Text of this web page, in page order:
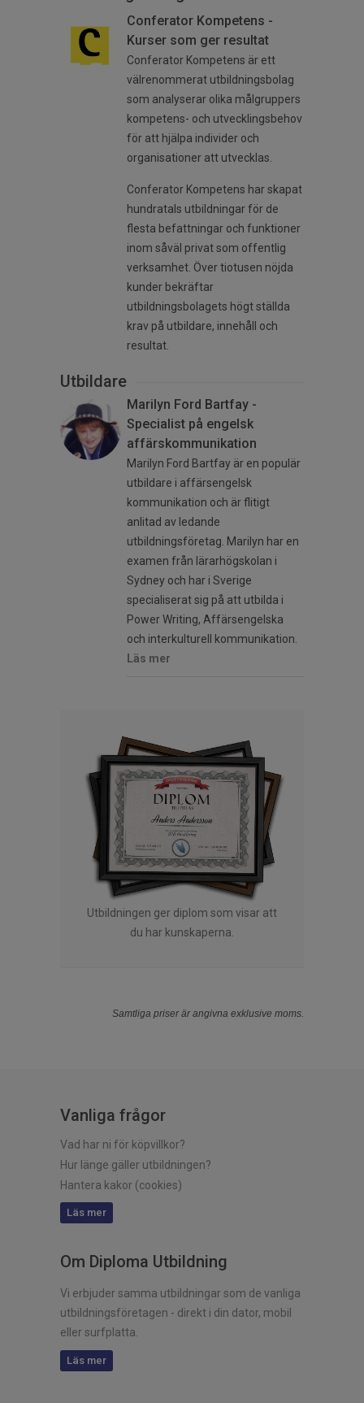
Conferator Kompetens -
Kurser som ger resultat
Conferator Kompetens är ett
välrenommerat utbildningsbolag
som analyserar olika målgruppers
kompetens- och utvecklingsbehov
för att hjälpa individer och
organisationer att utvecklas.
Conferator Kompetens har skapat
hundratals utbildningar för de
flesta befattningar och funktioner
inom såväl privat som offentlig
verksamhet. Över tiotusen nöjda
kunder bekräftar
utbildningsbolagets högt ställda
krav på utbildare, innehåll och
resultat.
Utbildare
Marilyn Ford Bartfay -
Specialist på engelsk
affärskommunikation
Marilyn Ford Bartfay är en populär
utbildare i affärsengelsk
kommunikation och är flitigt
anlitad av ledande
utbildningsföretag. Marilyn har en
examen från lärarhögskolan i
Sydney och har i Sverige
specialiserat sig på att utbilda i
Power Writing, Affärsengelska
och interkulturell kommunikation.
Läs mer
Utbildningen ger diplom som visar att
du har kunskaperna.
Samtliga priser är angivna exklusive moms.
Vanliga frågor
Vad har ni för köpvillkor?
Hur länge gäller utbildningen?
Hantera kakor (cookies)
Läs mer
Om Diploma Utbildning
Vi erbjuder samma utbildningar som de vanliga
utbildningsföretagen - direkt i din dator, mobil
eller surfplatta.
Läs mer